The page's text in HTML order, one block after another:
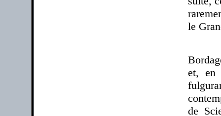
le
et, en
de